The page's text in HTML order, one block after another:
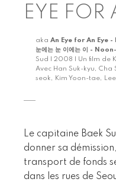
EYE FOR
aka An Eye for An Eye
눈에는 눈 이에는 이 -
Sud | 2008 | Un film de
Avec Han Suk-kyu,
seok, Kim Yoon-tae,
Le capitaine Baek
donner sa
transport de fonds
dans les rues de